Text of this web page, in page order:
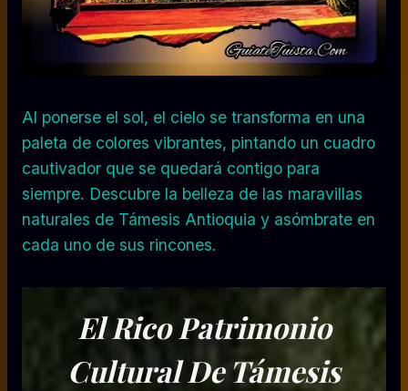
Al ponerse el sol, el cielo se transforma en una
paleta de colores vibrantes, pintando un cuadro
cautivador que se quedará contigo para
siempre. Descubre la belleza de las maravillas
naturales de Támesis Antioquia y asómbrate en
cada uno de sus rincones.
El Rico Patrimonio
Cultural De Támesis